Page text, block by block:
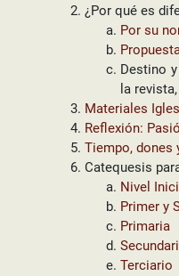
¿Por qué es
Por su
Destino
la
Materiales
Reflexión:
Tiempo, dones
Catequesis
Nivel
Primer y
Primaria
Terciario